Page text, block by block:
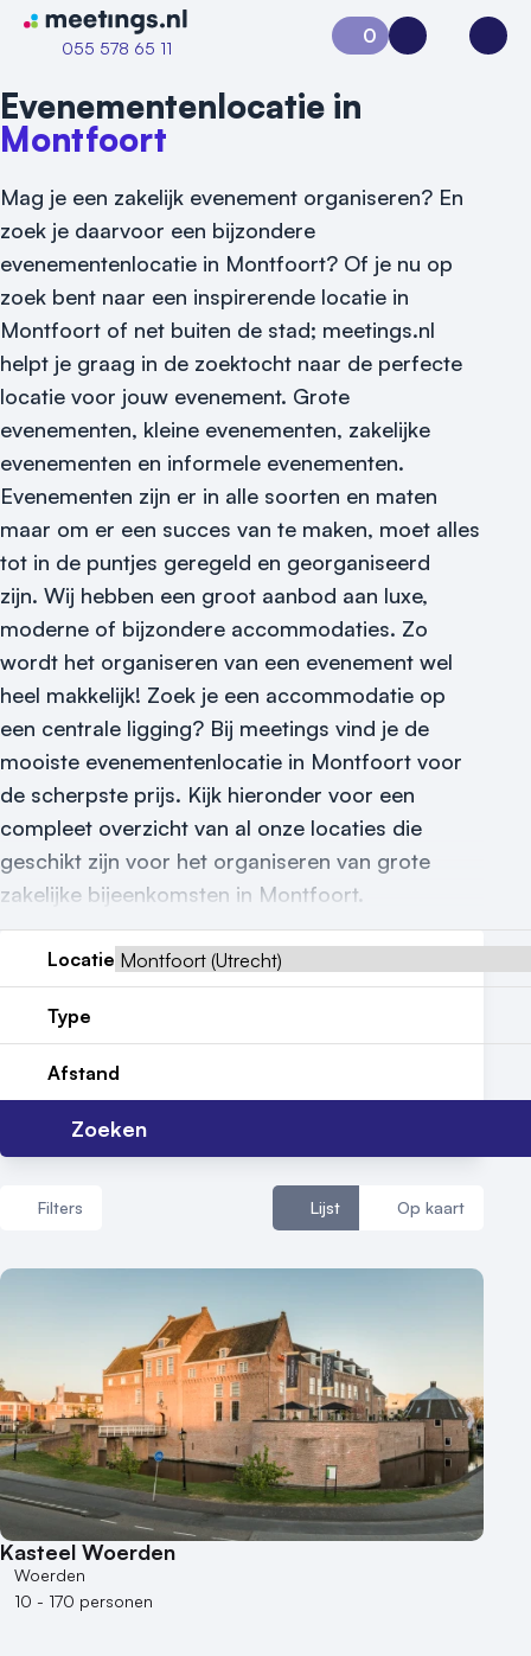
Naar home van Meetings
055 578 65 11
Vraag locatie aan
Locatiegids
Meld locatie aan
Nieuws
Reviews (5⭐️)
Contact
0
Aanvraag 0Inloggen
Evenementenlocatie in
Montfoort
Mag je een zakelijk evenement organiseren? En
zoek je daarvoor een bijzondere
evenementenlocatie in Montfoort? Of je nu op
zoek bent naar een inspirerende locatie in
Montfoort of net buiten de stad; meetings.nl
helpt je graag in de zoektocht naar de perfecte
locatie voor jouw evenement. Grote
evenementen, kleine evenementen, zakelijke
evenementen en informele evenementen.
Evenementen zijn er in alle soorten en maten
maar om er een succes van te maken, moet alles
tot in de puntjes geregeld en georganiseerd
zijn. Wij hebben een groot aanbod aan luxe,
moderne of bijzondere accommodaties. Zo
wordt het organiseren van een evenement wel
heel makkelijk! Zoek je een accommodatie op
een centrale ligging? Bij meetings vind je de
mooiste evenementenlocatie in Montfoort voor
de scherpste prijs. Kijk hieronder voor een
compleet overzicht van al onze locaties die
geschikt zijn voor het organiseren van grote
zakelijke bijeenkomsten in Montfoort.
Locatie
Type
Afstand
Zoeken
Filters Lijst Op kaart
1 - 5 zalen
6 - 10 zalen
10 of meer zalen
Aantal personen
1 - 50 personen
50 - 100 personen
100 - 250 personen
250 - 500 personen
Kasteel Woerden
Woerden
10 - 170 personen